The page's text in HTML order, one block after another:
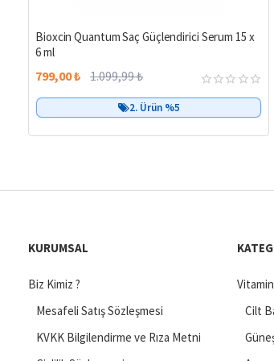
Bioxcin Quantum Saç Güçlendirici Serum 15 x
6 ml
799,00 ₺ 1.099,99 ₺
2. Ürün %5
KURUMSAL
Biz Kimiz ?
Mesafeli Satış Sözleşmesi
KVKK Bilgilendirme ve Rıza Metni
Cilt